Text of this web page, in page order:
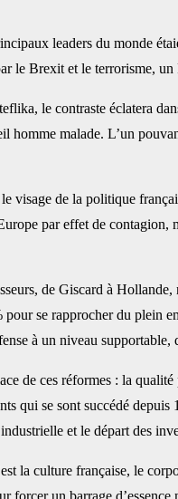
leaders du monde
le Brexit et le terrorisme,
le contraste éclatera
malade. L’un
visage de la politique
par effet de
de Giscard à
se rapprocher du plein
à un niveau
de ces réformes : la
qui se sont succédé
et le départ des
la culture française, le
forcer un barrage d’essence